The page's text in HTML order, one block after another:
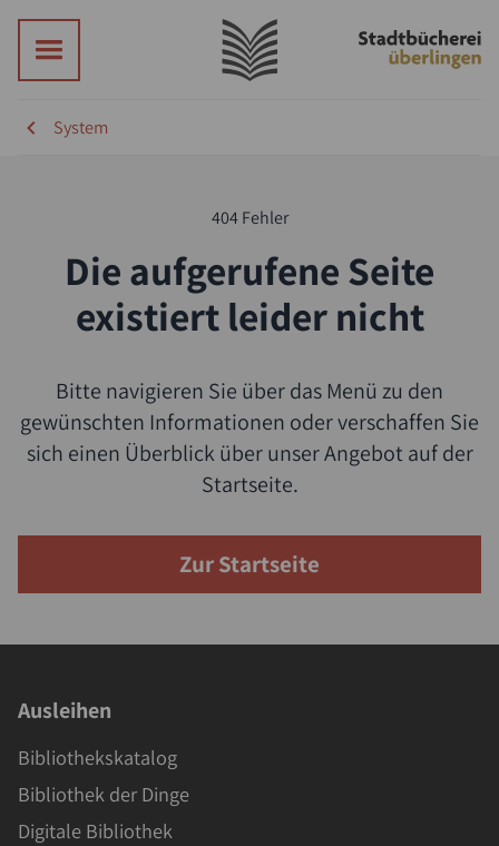
System
404 Fehler
Die aufgerufene Seite
existiert leider nicht
Bitte navigieren Sie über das Menü zu den
gewünschten Informationen oder verschaffen Sie
sich einen Überblick über unser Angebot auf der
Startseite.
Zur Startseite
Ausleihen
Bibliothekskatalog
Bibliothek der Dinge
Digitale Bibliothek
Suche